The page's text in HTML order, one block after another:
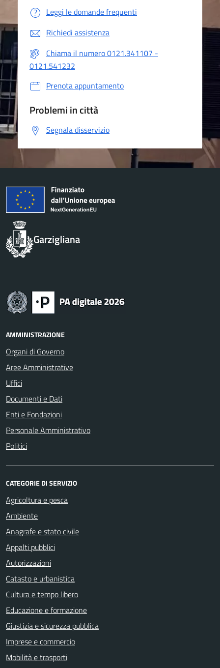
Leggi le domande frequenti
Richiedi assistenza
Chiama il numero 0121.341107 -
0121.541232
Prenota appuntamento
Problemi in città
Segnala disservizio
Garzigliana
AMMINISTRAZIONE
Organi di Governo
Aree Amministrative
Uffici
Documenti e Dati
Enti e Fondazioni
Personale Amministrativo
Politici
CATEGORIE DI SERVIZIO
Agricoltura e pesca
Ambiente
Anagrafe e stato civile
Appalti pubblici
Autorizzazioni
Catasto e urbanistica
Cultura e tempo libero
Educazione e formazione
Giustizia e sicurezza pubblica
Imprese e commercio
Mobilità e trasporti